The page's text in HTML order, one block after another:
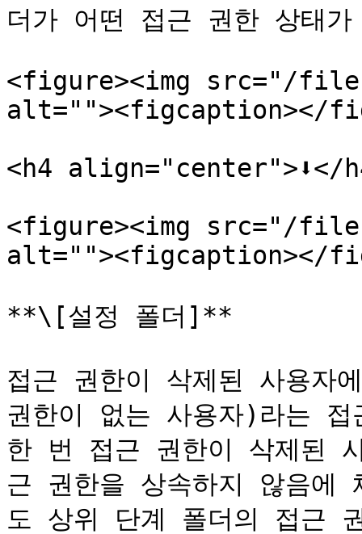
더가 어떤 접근 권한 상태
<figure><img src="/
alt=""><figcaption></
<h4 align="center">⬇️</
<figure><img src="/files/
alt=""><figcaption></
**\[설정 폴더]**
접근 권한이 삭제된 사용자
권한이 없는 사용자)라는
한 번 접근 권한이 삭제된
근 권한을 상속하지 않음에
도 상위 단계 폴더의 접근